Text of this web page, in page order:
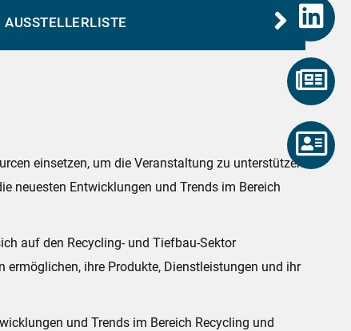
AUSSTELLERLISTE
einsetzen, um die Veranstaltung zu unterstützen
neuesten Entwicklungen und Trends im Bereich
auf den Recycling- und Tiefbau-Sektor
ermöglichen, ihre Produkte, Dienstleistungen und ihr
und Trends im Bereich Recycling und